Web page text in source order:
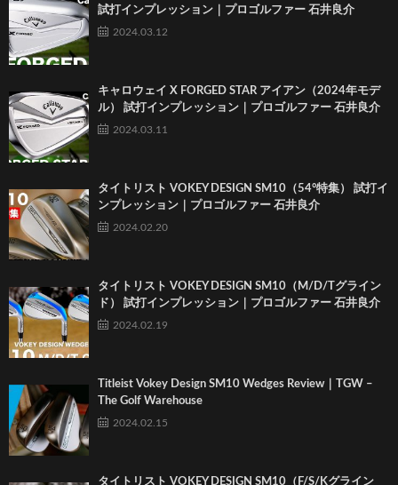
試打インプレッション｜プロゴルファー 石井良介
2024.03.12
キャロウェイ X FORGED STAR アイアン（2024年モデ
ル） 試打インプレッション｜プロゴルファー 石井良介
2024.03.11
タイトリスト VOKEY DESIGN SM10（54°特集） 試打イ
ンプレッション｜プロゴルファー 石井良介
2024.02.20
タイトリスト VOKEY DESIGN SM10（M/D/Tグライン
ド） 試打インプレッション｜プロゴルファー 石井良介
2024.02.19
Titleist Vokey Design SM10 Wedges Review｜TGW –
The Golf Warehouse
2024.02.15
タイトリスト VOKEY DESIGN SM10（F/S/Kグライン